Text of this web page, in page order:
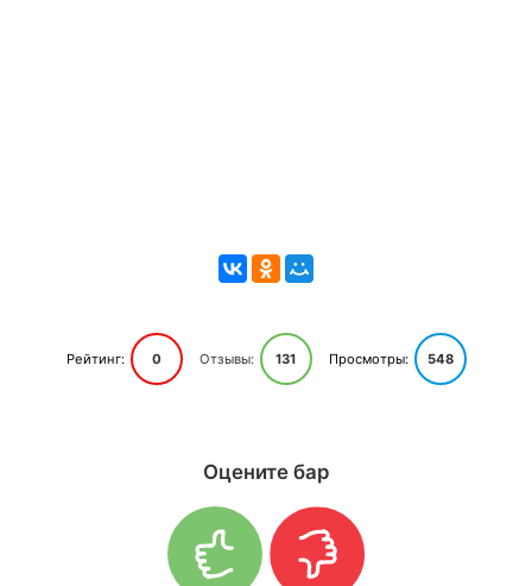
Рейтинг: 0 Отзывы: 131 Просмотры: 548
Оцените бар